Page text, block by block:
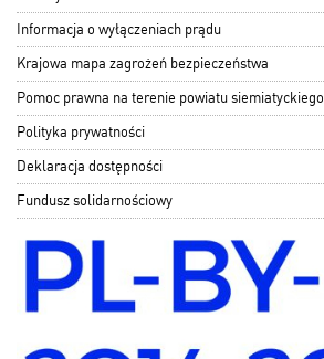
Informacja o wyłączeniach prądu
Krajowa mapa zagrożeń bezpieczeństwa
Pomoc prawna na terenie powiatu siemiatyckiego
Polityka prywatności
Deklaracja dostępności
Fundusz solidarnościowy